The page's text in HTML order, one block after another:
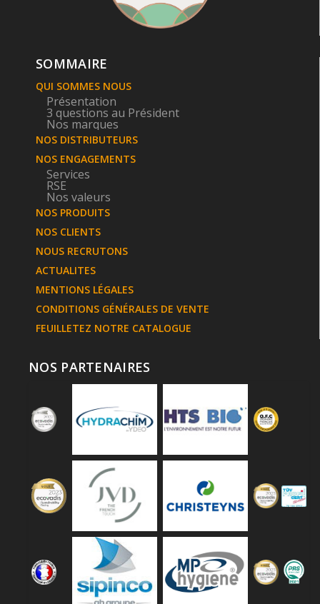
SOMMAIRE
QUI SOMMES NOUS
Présentation
3 questions au Président
Nos marques
NOS DISTRIBUTEURS
NOS ENGAGEMENTS
Services
RSE
Nos valeurs
NOS PRODUITS
NOS CLIENTS
NOUS RECRUTONS
ACTUALITES
MENTIONS LÉGALES
CONDITIONS GÉNÉRALES DE VENTE
FEUILLETEZ NOTRE CATALOGUE
NOS PARTENAIRES